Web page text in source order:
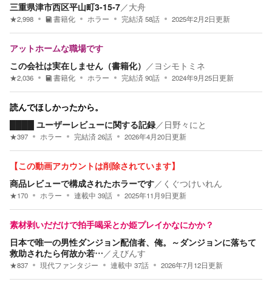
三重県津市西区平山町3-15-7／大舟
★2,998 書籍化 ホラー 完結済 58話 2025年2月2日更新
アットホームな職場です
この会社は実在しません（書籍化） ／ ヨシモトミネ
★2,036 書籍化 ホラー 完結済 90話 2024年9月25日更新
読んでほしかったから。
████ ユーザーレビューに関する記録／ 日野々にと
★397 ホラー 完結済26話 2026年4月20日更新
【この動画アカウントは削除されています】
商品レビューで構成されたホラーです／ くぐつけいれん
★170 ホラー 連載中 39話 2025年11月9日更新
素材剥いだだけで拍手喝采とか姫プレイかなにかか？
日本で唯一の男性ダンジョン配信者、俺。～ダンジョンに落ちて
救助されたら何故か若…／ えびんす
★837 現代ファンタジー 連載中 37話 2026年7月12日更新